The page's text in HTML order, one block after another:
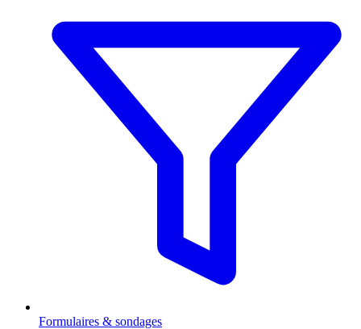
Formulaires & sondages